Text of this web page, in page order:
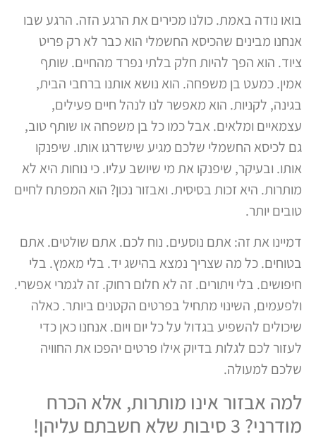
בואו נודה באמת. כולנו מכירים את הרגע הזה. הרגע שבו
אנחנו מבינים שהכיסא החשמלי הוא כבר לא רק פריט
ציוד. הוא הפך להיות חלק בלתי נפרד מהחיים. שותף
אמין. כמעט בן משפחה. הוא נושא אותנו ברחבי הבית,
בגינה, לקניות. הוא מאפשר לנו לנהל חיים פעילים,
עצמאיים ומלאים. אבל כמו כל בן משפחה או שותף טוב,
גם לכיסא החשמלי שלכם מגיע שישדרגו אותו. שיפנקו
אותו. ובעיקר, שיפנקו את מי שיושב עליו. כי נוחות היא לא
מותרות. היא זכות בסיסית. ואבזור נכון? הוא המפתח לחיים
טובים יותר.
דמיינו את זה: אתם נוסעים. נוח לכם. אתם שולטים. אתם
בטוחים. כל מה שצריך נמצא בהישג יד. בלי מאמץ. בלי
חיפושים. בלי ויתורים. זה לא חלום רחוק. זה לגמרי אפשרי.
ולפעמים, השינוי מתחיל בפרטים הקטנים ביותר. כאלה
שיכולים להשפיע בגדול על כל יום ויום. אנחנו כאן כדי
לעזור לכם לגלות בדיוק אילו פרטים יהפכו את החוויה
שלכם למעולה.
למה אבזור אינו מותרות, אלא הכרח
מודרני? 3 סיבות שלא חשבתם עליהן!